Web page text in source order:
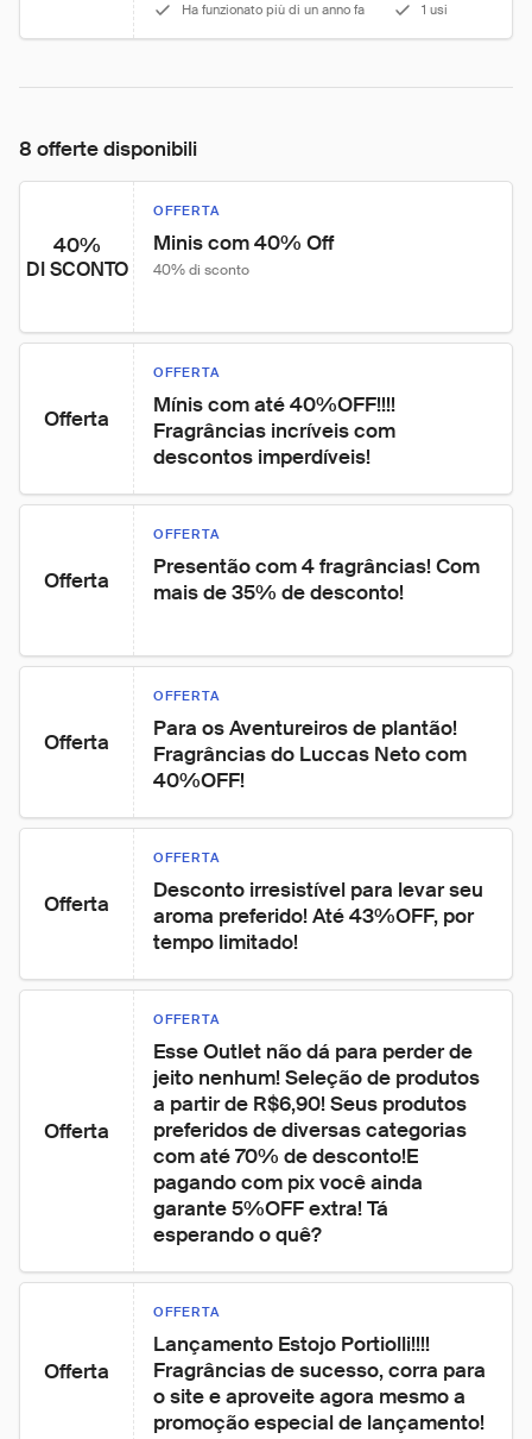
Ha funzionato più di un anno fa
1 usi
8 offerte disponibili
40%
DI SCONTO
OFFERTA
Minis com 40% Off
40% di sconto
Offerta
OFFERTA
Mínis com até 40%OFF!!!!
Fragrâncias incríveis com
descontos imperdíveis!
Offerta
OFFERTA
Presentão com 4 fragrâncias! Com
mais de 35% de desconto!
Offerta
OFFERTA
Para os Aventureiros de plantão!
Fragrâncias do Luccas Neto com
40%OFF!
Offerta
OFFERTA
Desconto irresistível para levar seu
aroma preferido! Até 43%OFF, por
tempo limitado!
Offerta
OFFERTA
Esse Outlet não dá para perder de
jeito nenhum! Seleção de produtos
a partir de R$6,90! Seus produtos
preferidos de diversas categorias
com até 70% de desconto!E
pagando com pix você ainda
garante 5%OFF extra! Tá
esperando o quê?
Offerta
OFFERTA
Lançamento Estojo Portiolli!!!!
Fragrâncias de sucesso, corra para
o site e aproveite agora mesmo a
promoção especial de lançamento!